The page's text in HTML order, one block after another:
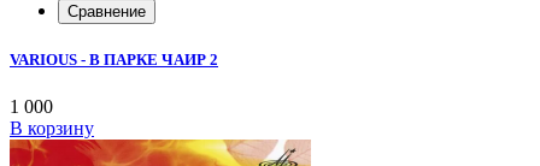
Сравнение
VARIOUS - В ПАРКЕ ЧАИР 2
1 000
В корзину